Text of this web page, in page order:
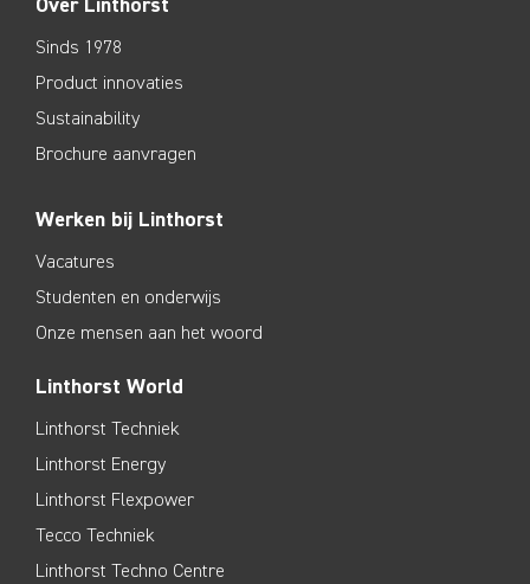
Sinds 1978
Product innovaties
Sustainability
Brochure aanvragen
Werken bij Linthorst
Vacatures
Studenten en onderwijs
Onze mensen aan het woord
Linthorst World
Linthorst Techniek
Linthorst Energy
Linthorst Flexpower
Tecco Techniek
Linthorst Techno Centre